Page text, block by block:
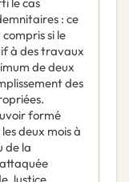
: ce
si le
à des travaux
de deux
des
formé
deux mois à
de la